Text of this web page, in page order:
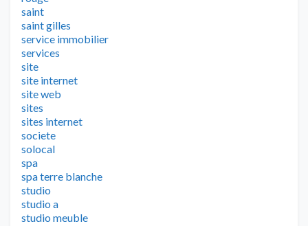
saint
saint gilles
service immobilier
services
site
site internet
site web
sites
sites internet
societe
solocal
spa
spa terre blanche
studio
studio a
studio meuble